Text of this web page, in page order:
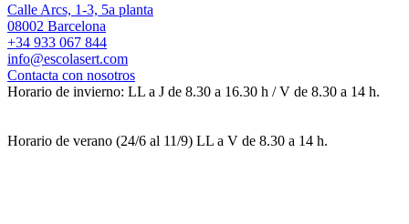
Calle Arcs, 1-3, 5a planta
08002 Barcelona
+34 933 067 844
info@escolasert.com
Contacta con nosotros
Horario de invierno: LL a J de 8.30 a 16.30 h / V de 8.30 a 14 h.
Horario de verano (24/6 al 11/9) LL a V de 8.30 a 14 h.